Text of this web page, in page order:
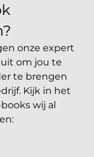
onze expert
om jou te
te brengen
Kijk in het
wij al